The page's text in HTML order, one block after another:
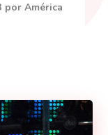
por América